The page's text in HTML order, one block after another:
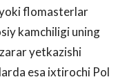
flomasterlar
kamchiligi uning
yetkazishi
esa ixtirochi Pol